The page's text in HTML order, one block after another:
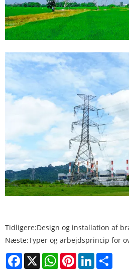
Tidligere:Design og installation af
Næste:Typer og arbejdsprincip for
Facebook
X WhatsAppPinterestLinkedIn